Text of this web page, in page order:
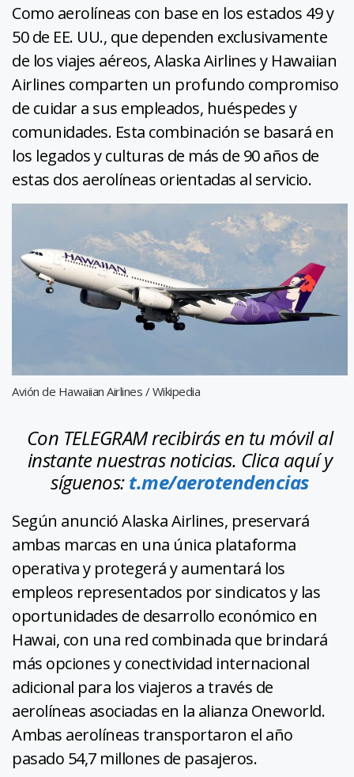
Como aerolíneas con base en los estados 49 y
50 de EE. UU., que dependen exclusivamente
de los viajes aéreos, Alaska Airlines y Hawaiian
Airlines comparten un profundo compromiso
de cuidar a sus empleados, huéspedes y
comunidades. Esta combinación se basará en
los legados y culturas de más de 90 años de
estas dos aerolíneas orientadas al servicio.
Avión de Hawaiian Airlines / Wikipedia
Con TELEGRAM recibirás en tu móvil al
instante nuestras noticias. Clica aquí y
síguenos:t.me/aerotendencias
Según anunció Alaska Airlines, preservará
ambas marcas en una única plataforma
operativa y protegerá y aumentará los
empleos representados por sindicatos y las
oportunidades de desarrollo económico en
Hawai, con una red combinada que brindará
más opciones y conectividad internacional
adicional para los viajeros a través de
aerolíneas asociadas en la alianza Oneworld.
Ambas aerolíneas transportaron el año
pasado 54,7 millones de pasajeros.